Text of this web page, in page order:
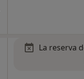
La reserva